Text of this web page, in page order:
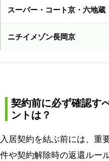
スーパー・コート京・六地蔵
ニチイメゾン長岡京
契約前に必ず確認す
ントは？
入居契約を結ぶ前には、重
件や契約解除時の返還ルー